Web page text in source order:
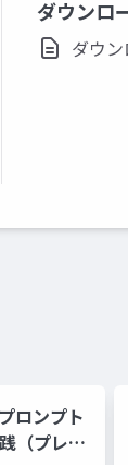
ダウンロ
ダウ
ロンプト
（プレゼ